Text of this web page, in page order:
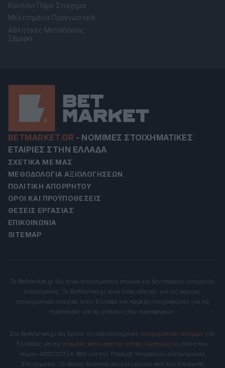
Κουπόνι Πάμε Στοίχημα
Μελετημένα Προγνωστικά
Αθλητικές Μεταδόσεις
Σήμερα
BETMARKET.GR - ΝΌΜΙΜΕΣ ΣΤΟΙΧΗΜΑΤΙΚΈΣ
ΕΤΑΙΡΊΕΣ ΣΤΗΝ ΕΛΛΆΔΑ
ΣΧΕΤΙΚΆ ΜΕ ΜΑΣ
ΜΕΘΟΔΟΛΟΓΊΑ ΑΞΙΟΛΟΓΉΣΕΩΝ
ΠΟΛΙΤΙΚΉ ΑΠΟΡΡΉΤΟΥ
ΌΡΟΙ ΚΑΙ ΠΡΟΫΠΟΘΈΣΕΙΣ
ΘΈΣΕΙΣ ΕΡΓΑΣΊΑΣ
ΕΠΙΚΟΙΝΩΝΊΑ
SITEMAP
Το BetMarket.gr δεν είναι στοιχηματική εταιρία και δεν παρέχει υπηρεσίες
στοιχήματος. Το BetMarket.gr είναι ένας οδηγός για τις νόμιμες
στοιχηματικές εταιρίες στην Ελλάδα και παρέχει πληροφορίες για τις
προσφορές και τα μπόνους που προσφέρουν.
Στο BetMarket.gr θα βρείτε τις αδειοδοτημένες στοιχηματικές εταιρίες της
Ελλάδας και τιςεταιρίες κάτω από τις οποίες λειτουργούν βάση του
νόμου 4002/2011 (Α 180) για την Παροχή Υπηρεσιών Διαδικτυακού
Στοιχήματος. Οι άδειες δίνονται και ελέγχονται απο την Επιτροπή